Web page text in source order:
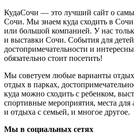
КудаСочи — это лучший сайт о
Сочи. Мы знаем куда сходить в
или большой компанией. У нас
и выставки Сочи. События для
достопримечательности и
обязательно стоит посетить!
Мы советуем любые варианты
отдых в парках,
куда можно сходить с ребенком,
спортивные мероприятия, места для
и отдыха с семьей, и многое другое.
Мы в социальных сетях